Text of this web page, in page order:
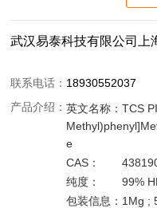
武汉易泰科技有限公司上
联系电话： 18930552037
产品介绍：英文名称：TCS
e
CAS：
纯度：
99%
包装信息： 1Mg ;